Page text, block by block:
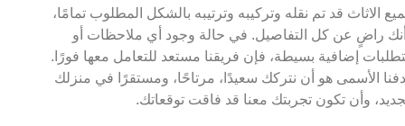
الاثاث قد تم نقله وتركيبه وترتيبه بالشكل المطلوب تمامًا،
راضٍ عن كل التفاصيل. في حالة وجود أي ملاحظات أو
إضافية بسيطة، فإن فريقنا مستعد للتعامل معها فورًا.
الأسمى هو أن نتركك سعيدًا، مرتاحًا، ومستقرًا في منزلك
وأن تكون تجربتك معنا قد فاقت توقعاتك.